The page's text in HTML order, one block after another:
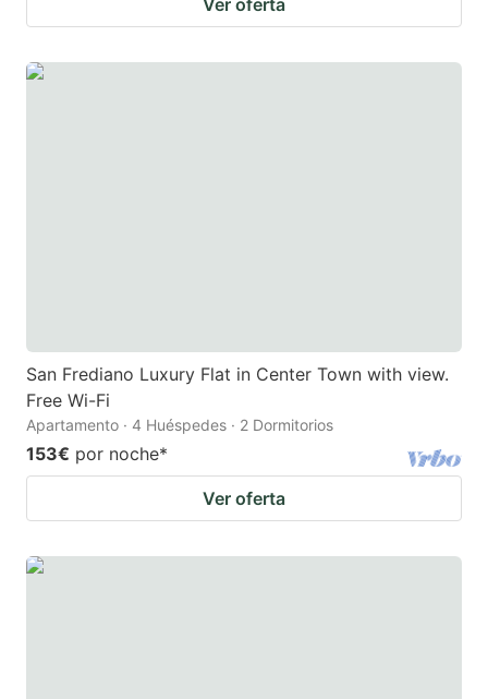
San Frediano Luxury Flat in Center Town with view.
Free Wi-Fi
Apartamento · 4 Huéspedes · 2 Dormitorios
153€ por noche*
Ver oferta